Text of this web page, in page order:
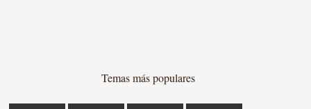
Temas más populares